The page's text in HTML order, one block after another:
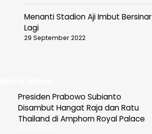
Menanti Stadion Aji Imbut Bersinar
Lagi
29 September 2022
Presiden Prabowo Subianto
Disambut Hangat Raja dan Ratu
Thailand di Amphorn Royal Palace